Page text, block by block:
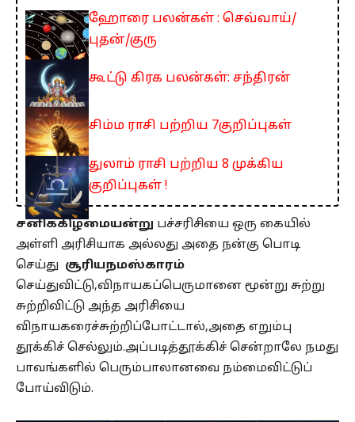
ஹோரை பலன்கள் : செவ்வாய்/
புதன்/குரு
கூட்டு கிரக பலன்கள்: சந்திரன்
சிம்ம ராசி பற்றிய 7குறிப்புகள்
துலாம் ராசி பற்றிய 8 முக்கிய
குறிப்புகள் !
சனிக்கிழமையன்று பச்சரிசியை ஒரு கையில்
அள்ளி அரிசியாக அல்லது அதை நன்கு பொடி
செய்து சூரியநமஸ்காரம்
செய்துவிட்டு,விநாயகப்பெருமானை மூன்று சுற்று
சுற்றிவிட்டு அந்த அரிசியை
விநாயகரைச்சுற்றிப்போட்டால்,அதை எறும்பு
தூக்கிச் செல்லும்.அப்படித்தூக்கிச் சென்றாலே நமது
பாவங்களில் பெரும்பாலானவை நம்மைவிட்டுப்
போய்விடும்.